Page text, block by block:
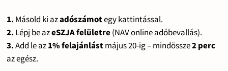
1. Másold ki azadószámotegy kattintással.
2. Lépj be azeSZJA felületre(NAV online adóbevallás).
3.Add le az1% felajánlástmájus 20-ig – mindössze2 perc
az egész.